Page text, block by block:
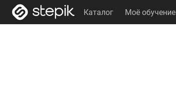
Каталог Моё обучение